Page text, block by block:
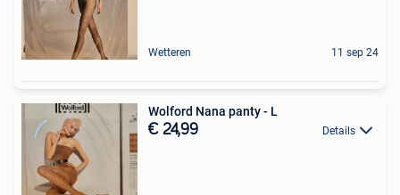
Wetteren 11 sep 24
Wolford Nana panty - L
€ 24,99 Details